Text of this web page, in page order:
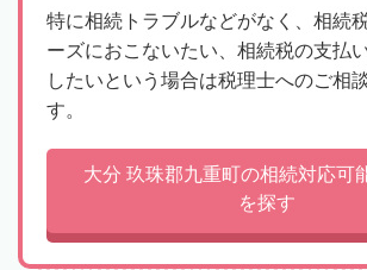
特に相続トラブルなどがなく、相続
ーズにおこないたい、相続税の支払
したいという場合は税理士へのご相
す。
大分 玖珠郡九重町の相続対応可
を探す